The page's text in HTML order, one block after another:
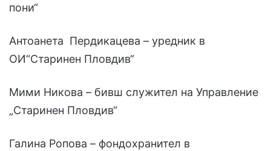
пони“
Антоанета Пердикацева – уредник в
ОИ“Старинен Пловдив“
Мими Никова – бивш служител на Управление
„Старинен Пловдив“
Галина Ропова – фондохранител в